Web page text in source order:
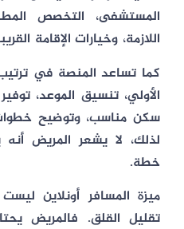
المستشفى، التخصص
اللازمة، وخيارات الإقامة
كما تساعد المنصة في
الأولي، تنسيق الموعد،
سكن مناسب، وتوضيح
لذلك، لا يشعر المريض
خطة.
ميزة المسافر أونلاين
تقليل القلق. فالمريض